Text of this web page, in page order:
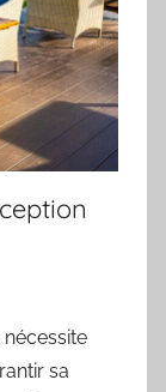
nécessite
sa